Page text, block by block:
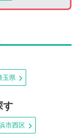
玉県
す
市西区